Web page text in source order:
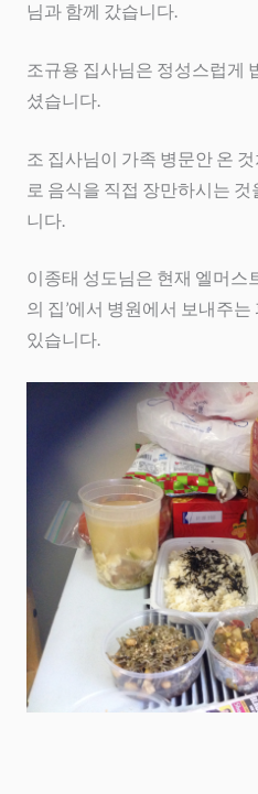
님과 함께 갔습니다.
조규용 집사님은 정성스럽게
셨습니다.
조 집사님이 가족 병문안 온
로 음식을 직접 장만하시는
니다.
이종태 성도님은 현재 엘머스
의 집’에서 병원에서 보내주
있습니다.